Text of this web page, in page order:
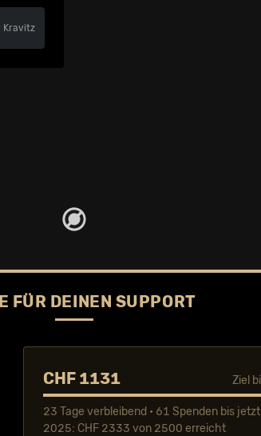
Kravitz
FÜR DEINEN SUPPORT
CHF 1131 Ziel
23 Tage verbleibend • 61 Spenden bis jetzt
2025: CHF 2333 von 2500 erreicht